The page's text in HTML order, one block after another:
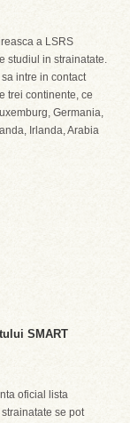
a LSRS
studiul in strainatate.
intre in contact
trei continente, ce
Germania,
Irlanda, Arabia
SMART
oficial lista
se pot